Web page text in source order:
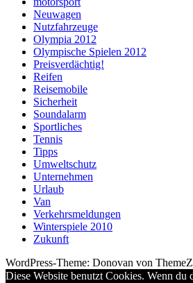
Neuwagen
Nutzfahrzeuge
Olympia 2012
Olympische Spielen 2012
Preisverdächtig!
Reifen
Reisemobile
Sicherheit
Soundalarm
Sportliches
Tennis
Tipps
Umweltschutz
Unternehmen
Urlaub
Van
Verkehrsmeldungen
Winterspiele 2010
Zukunft
WordPress-Theme: Donovan von
Diese Website benutzt Cookies. Wenn